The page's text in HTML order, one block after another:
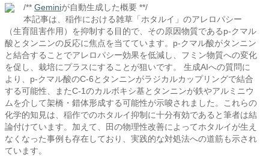
/** Geminiが自動生成した概要 **/
本記事は、稲作における雑草「ホタルイ」のアレロパシー
（生育阻害作用）を抑制する目的で、その原因物質であるp-クマル
酸とタンニンの反応に焦点を当てています。p-クマル酸がタンニン
と結合することでアレロパシー効果を低減し、フミン物質への変化
を促し、栽培にプラスにすることが狙いです。 生成AIへの質問に
より、p-クマル酸のC-6とタンニンがラジカルカップリングで結合
する可能性、またC-1のカルボキシ基とタンニンが鉄やアルミニウ
ムを介して架橋・錯体形成する可能性が示唆されました。これらの
化学的知見は、稲作でのホタルイ抑制に十分有効であると筆者は結
論付けています。加えて、田の物理性改善によってホタルイが生え
なくなった事例も存在しており、実践的な対処法への道筋も示され
ています。